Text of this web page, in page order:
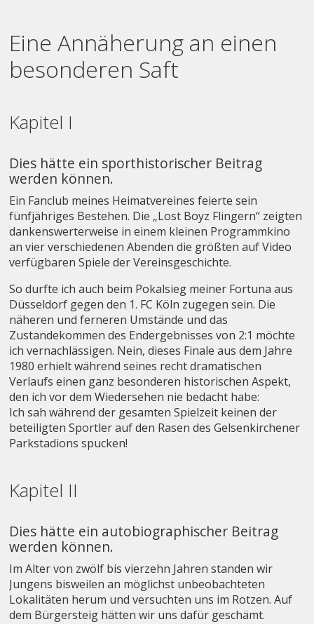
Eine Annäherung an einen
besonderen Saft
Kapitel I
Dies hätte ein sporthistorischer Beitrag
werden können.
Ein Fanclub meines Heimatvereines feierte sein
fünfjähriges Bestehen. Die „Lost Boyz Flingern“ zeigten
dankenswerterweise in einem kleinen Programmkino
an vier verschiedenen Abenden die größten auf Video
verfügbaren Spiele der Vereinsgeschichte.
So durfte ich auch beim Pokalsieg meiner Fortuna aus
Düsseldorf gegen den 1. FC Köln zugegen sein. Die
näheren und ferneren Umstände und das
Zustandekommen des Endergebnisses von 2:1 möchte
ich vernachlässigen. Nein, dieses Finale aus dem Jahre
1980 erhielt während seines recht dramatischen
Verlaufs einen ganz besonderen historischen Aspekt,
den ich vor dem Wiedersehen nie bedacht habe:
Ich sah während der gesamten Spielzeit keinen der
beteiligten Sportler auf den Rasen des Gelsenkirchener
Parkstadions spucken!
Kapitel II
Dies hätte ein autobiographischer Beitrag
werden können.
Im Alter von zwölf bis vierzehn Jahren standen wir
Jungens bisweilen an möglichst unbeobachteten
Lokalitäten herum und versuchten uns im Rotzen. Auf
dem Bürgersteig hätten wir uns dafür geschämt.